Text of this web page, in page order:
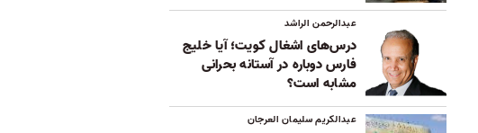
عبدالرحمن الراشد
درس‌های اشغال کویت؛ آیا خلیج
فارس دوباره در آستانه بحرانی
مشابه است؟
عبدالکریم سلیمان العرجان